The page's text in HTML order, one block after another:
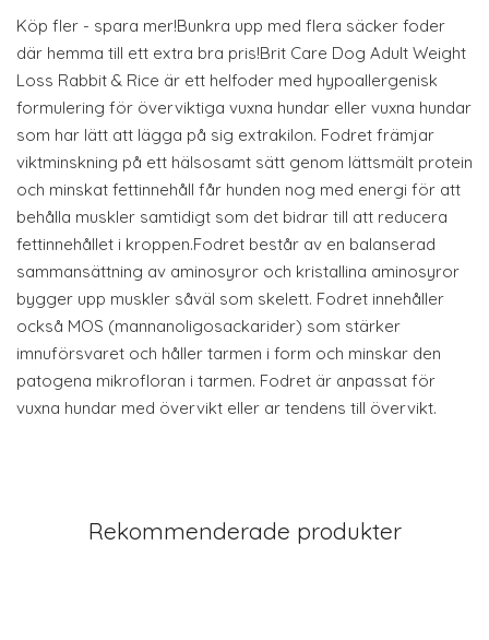
Köp fler - spara mer!Bunkra upp med flera säcker foder
där hemma till ett extra bra pris!Brit Care Dog Adult Weight
Loss Rabbit & Rice är ett helfoder med hypoallergenisk
formulering för överviktiga vuxna hundar eller vuxna hundar
som har lätt att lägga på sig extrakilon. Fodret främjar
viktminskning på ett hälsosamt sätt genom lättsmält protein
och minskat fettinnehåll får hunden nog med energi för att
behålla muskler samtidigt som det bidrar till att reducera
fettinnehållet i kroppen.Fodret består av en balanserad
sammansättning av aminosyror och kristallina aminosyror
bygger upp muskler såväl som skelett. Fodret innehåller
också MOS (mannanoligosackarider) som stärker
imnuförsvaret och håller tarmen i form och minskar den
patogena mikrofloran i tarmen. Fodret är anpassat för
vuxna hundar med övervikt eller ar tendens till övervikt.
Rekommenderade produkter